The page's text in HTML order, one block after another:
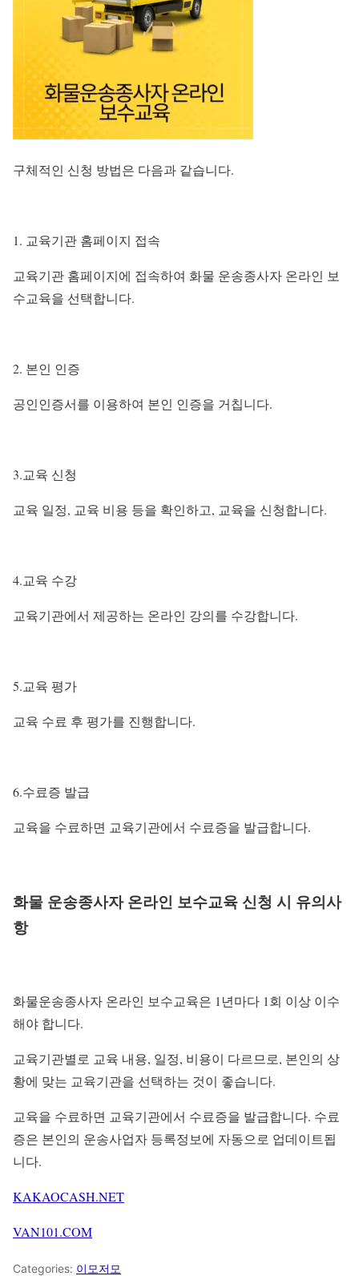
구체적인 신청 방법은 다음과 같습니다.
교육기관 홈페이지 접속
교육기관 홈페이지에 접속하여 화물 운송종사자 온라인 보
수교육을 선택합니다.
2. 본인 인증
공인인증서를 이용하여 본인 인증을 거칩니다.
3.교육 신청
교육 일정, 교육 비용 등을 확인하고, 교육을 신청합니다.
4.교육 수강
교육기관에서 제공하는 온라인 강의를 수강합니다.
5.교육 평가
교육 수료 후 평가를 진행합니다.
6.수료증 발급
교육을 수료하면 교육기관에서 수료증을 발급합니다.
화물 운송종사자 온라인 보수교육 신청 시 유의사
항
화물운송종사자 온라인 보수교육은 1년마다 1회 이상 이수
해야 합니다.
교육기관별로 교육 내용, 일정, 비용이 다르므로, 본인의 상
황에 맞는 교육기관을 선택하는 것이 좋습니다.
교육을 수료하면 교육기관에서 수료증을 발급합니다. 수료
증은 본인의 운송사업자 등록정보에 자동으로 업데이트됩
니다.
KAKAOCASH.NET
VAN101.COM
Categories: 이모저모